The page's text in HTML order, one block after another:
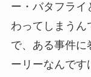
ー・バタフライ
わってしまうん
で、ある事件
ーリーなんです